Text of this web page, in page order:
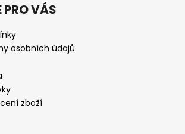
PRO VÁS
osobních údajů
zboží